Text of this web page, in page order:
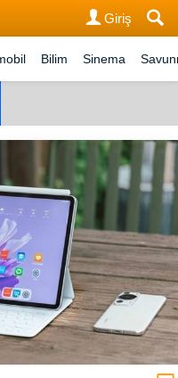
Giriş
Bilim Sinema